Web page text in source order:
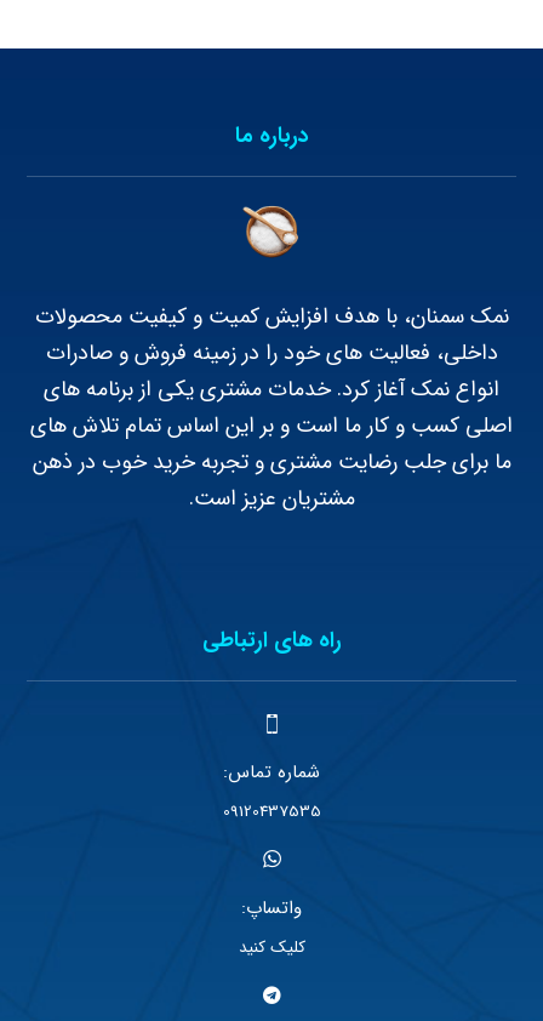
درباره ما
نمک سمنان، با هدف افزایش کمیت و کیفیت محصولات
داخلی، فعالیت های خود را در زمینه فروش و صادرات
انواع نمک آغاز کرد. خدمات مشتری یکی از برنامه های
اصلی کسب و کار ما است و بر این اساس تمام تلاش های
ما برای جلب رضایت مشتری و تجربه خرید خوب در ذهن
مشتریان عزیز است.
راه های ارتباطی
شماره تماس:
09120437535
واتساپ:
کلیک کنید